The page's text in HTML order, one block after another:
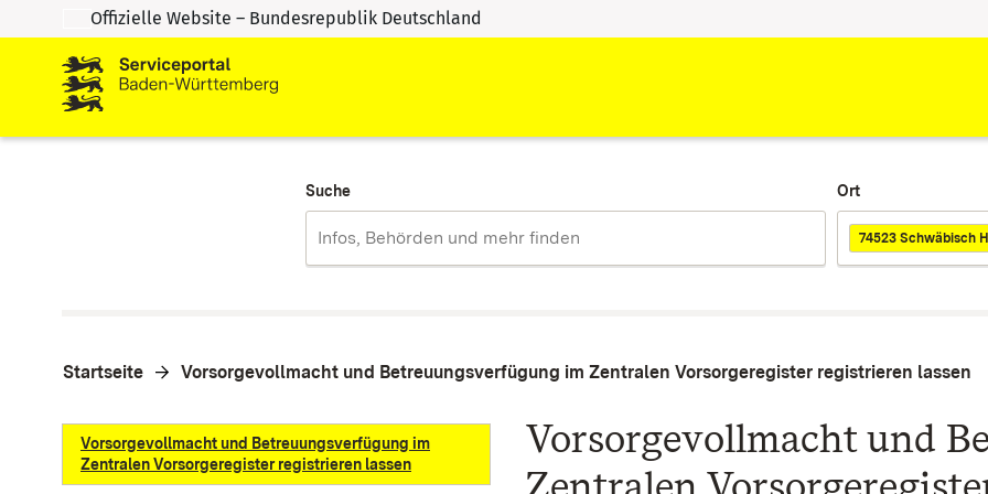
Zum Inhalt springen
Zur Suche springen
Offizielle Website – Bundesrepublik Deutschland
Suche Ort
74523 Schwäbisch
Startseite Vorsorgevollmacht und Betreuungsverfügung im Zentralen Vorsorgeregister registrieren lassen
Vorsorgevollmacht und Betreuungsverfügung im
Zentralen Vorsorgeregister registrieren lassen
Vorsorgevollmacht und